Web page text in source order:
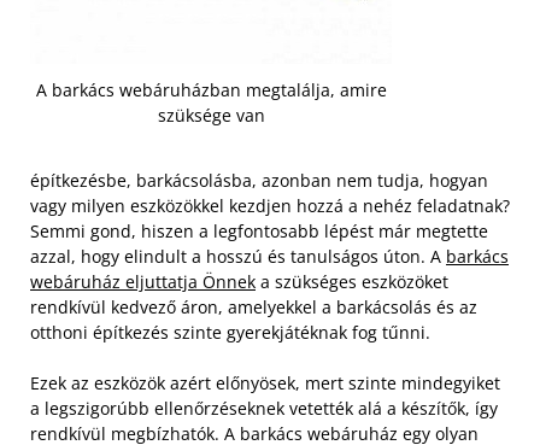
A barkács webáruházban megtalálja, amire
szüksége van
építkezésbe, barkácsolásba, azonban nem tudja, hogyan
vagy milyen eszközökkel kezdjen hozzá a nehéz feladatnak?
Semmi gond, hiszen a legfontosabb lépést már megtette
azzal, hogy elindult a hosszú és tanulságos úton. A barkács
webáruház eljuttatja Önnek a szükséges eszközöket
rendkívül kedvező áron, amelyekkel a barkácsolás és az
otthoni építkezés szinte gyerekjátéknak fog tűnni.
Ezek az eszközök azért előnyösek, mert szinte mindegyiket
a legszigorúbb ellenőrzéseknek vetették alá a készítők, így
rendkívül megbízhatók. A barkács webáruház egy olyan